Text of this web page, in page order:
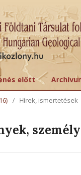
előtt
/ Hírek, ismertetések